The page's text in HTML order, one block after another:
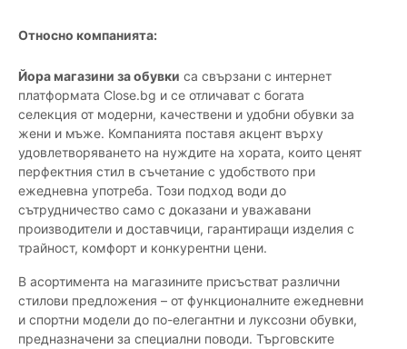
Относно компанията:
Йора магазини за обувки са свързани с интернет
платформата Close.bg и се отличават с богата
селекция от модерни, качествени и удобни обувки за
жени и мъже. Компанията поставя акцент върху
удовлетворяването на нуждите на хората, които ценят
перфектния стил в съчетание с удобството при
ежедневна употреба. Този подход води до
сътрудничество само с доказани и уважавани
производители и доставчици, гарантиращи изделия с
трайност, комфорт и конкурентни цени.
В асортимента на магазините присъстват различни
стилови предложения – от функционалните ежедневни
и спортни модели до по-елегантни и луксозни обувки,
предназначени за специални поводи. Търговските